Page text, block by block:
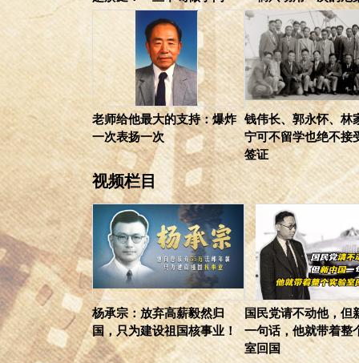
老师给他最大的支持：爆炸
一次表扬一次
钱伟长、郭永怀、林
宁可不留学也绝不接
签证
视频栏目
杨承宗：放弃高薪毅然归
国，只为建设祖国核事业！
国民党请不动他，但
一句话，他就带着整
室回国